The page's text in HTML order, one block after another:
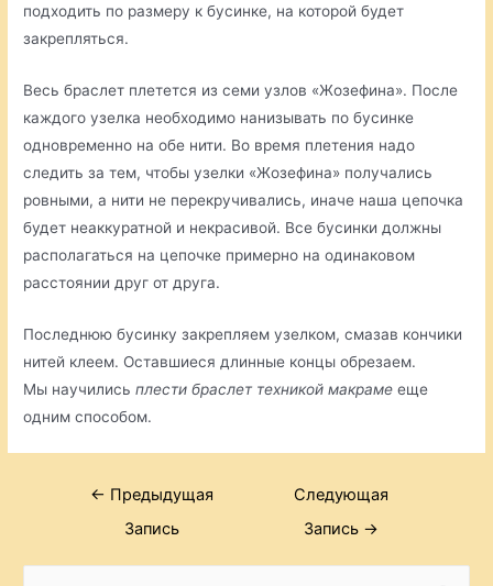
подходить по размеру к бусинке, на которой будет
закрепляться.
Весь браслет плетется из семи узлов «Жозефина». После
каждого узелка необходимо нанизывать по бусинке
одновременно на обе нити. Во время плетения надо
следить за тем, чтобы узелки «Жозефина» получались
ровными, а нити не перекручивались, иначе наша цепочка
будет неаккуратной и некрасивой. Все бусинки должны
располагаться на цепочке примерно на одинаковом
расстоянии друг от друга.
Последнюю бусинку закрепляем узелком, смазав кончики
нитей клеем. Оставшиеся длинные концы обрезаем.
Мы научилисьплести браслет техникой макраме еще
одним способом.
Навигация
← Предыдущая
Запись
Следующая
Запись →